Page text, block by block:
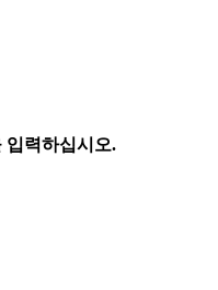
입력하십시오.